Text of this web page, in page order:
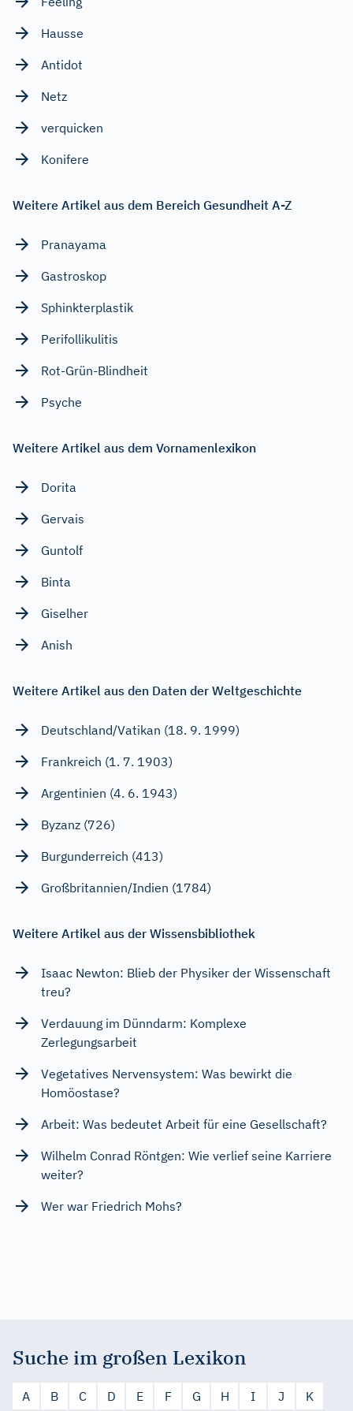
Hausse
Antidot
Netz
verquicken
Konifere
Weitere Artikel aus dem Bereich Gesundheit A-Z
Pranayama
Gastroskop
Sphinkterplastik
Perifollikulitis
Rot-Grün-Blindheit
Psyche
Weitere Artikel aus dem Vornamenlexikon
Dorita
Gervais
Guntolf
Binta
Giselher
Anish
Weitere Artikel aus den Daten der Weltgeschichte
Deutschland/Vatikan (18. 9. 1999)
Frankreich (1. 7. 1903)
Argentinien (4. 6. 1943)
Byzanz (726)
Burgunderreich (413)
Großbritannien/Indien (1784)
Weitere Artikel aus der Wissensbibliothek
Isaac Newton: Blieb der Physiker der Wissenschaft
treu?
Verdauung im Dünndarm: Komplexe
Zerlegungsarbeit
Vegetatives Nervensystem: Was bewirkt die
Homöostase?
Arbeit: Was bedeutet Arbeit für eine Gesellschaft?
Wilhelm Conrad Röntgen: Wie verlief seine Karriere
weiter?
Wer war Friedrich Mohs?
Suche im großen Lexikon
A B C D E F G H I J
K